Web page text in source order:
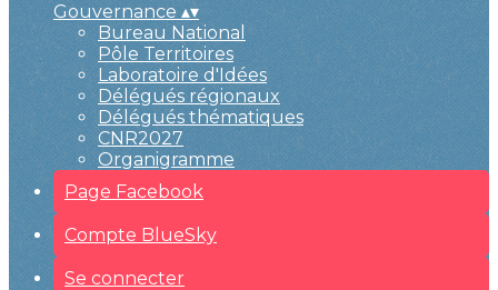
Gouvernance▴▾
Bureau National
Pôle Territoires
Laboratoire d'Idées
Délégués régionaux
Délégués thématiques
CNR2027
Organigramme
Page Facebook
Compte BlueSky
Se connecter